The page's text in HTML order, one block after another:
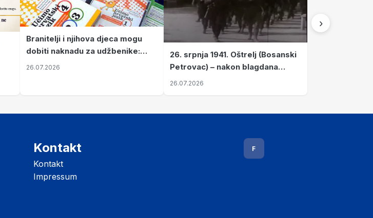
Branitelji i njihova djeca mogu
dobiti naknadu za udžbenike:
zahtjevi se podnose do 31.
26.07.2026
26. srpnja 1941. Oštrelj (Bosanski
Petrovac) – nakon blagdana
Svete Ane izvršen napad srpskih
26.07.2026
›
Kontakt
Kontakt
Impressum
F